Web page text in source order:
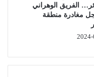
الفريق الوهراني
مغادرة منطقة